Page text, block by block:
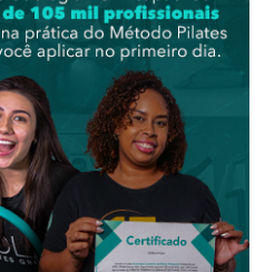
de 2021 a partir do
especializado poderá
do seu caso,
as suas limitações,
que afetam a sua
adequado de